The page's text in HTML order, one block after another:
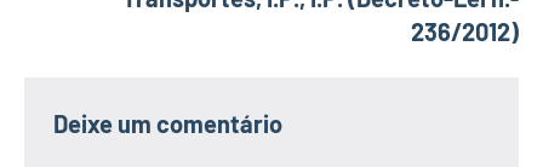
236/2012)
Deixe um comentário